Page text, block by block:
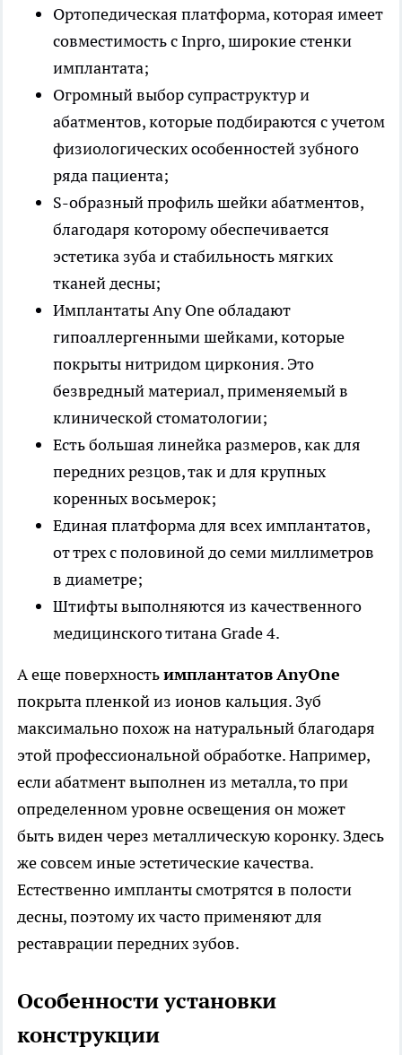
Ортопедическая платформа, которая имеет
совместимость с Inpro, широкие стенки
имплантата;
Огромный выбор супраструктур и
абатментов, которые подбираются с учетом
физиологических особенностей зубного
ряда пациента;
S-образный профиль шейки абатментов,
благодаря которому обеспечивается
эстетика зуба и стабильность мягких
тканей десны;
Имплантаты Any One обладают
гипоаллергенными шейками, которые
покрыты нитридом циркония. Это
безвредный материал, применяемый в
клинической стоматологии;
Есть большая линейка размеров, как для
передних резцов, так и для крупных
коренных восьмерок;
Единая платформа для всех имплантатов,
от трех с половиной до семи миллиметров
в диаметре;
Штифты выполняются из качественного
медицинского титана Grade 4.
А еще поверхностьимплантатовAnyOne
покрыта пленкой из ионов кальция. Зуб
максимально похож на натуральный благодаря
этой профессиональной обработке. Например,
если абатмент выполнен из металла, то при
определенном уровне освещения он может
быть виден через металлическую коронку. Здесь
же совсем иные эстетические качества.
Естественно импланты смотрятся в полости
десны, поэтому их часто применяют для
реставрации передних зубов.
Особенности установки
конструкции